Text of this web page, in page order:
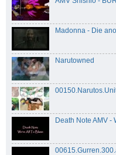
Madonna - Die
Narutowned
Death Note AMV -